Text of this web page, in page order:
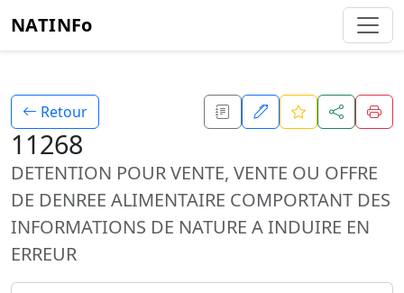
NATINFo
Retour
11268
DETENTION POUR VENTE, VENTE OU OFFRE
DE DENREE ALIMENTAIRE COMPORTANT DES
INFORMATIONS DE NATURE A INDUIRE EN
ERREUR